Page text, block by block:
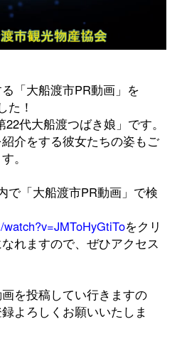
「大船渡市PR動画」を
た！
代大船渡つばき娘」です。
介をする彼女たちの姿もご
。
で「大船渡市PR動画」で検
をクリ
れますので、ぜひアクセス
を投稿してい行きますの
よろしくお願いいたしま